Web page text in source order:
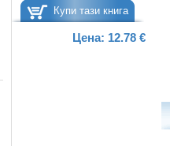
Купи тази книга
Цена: 12.78 €